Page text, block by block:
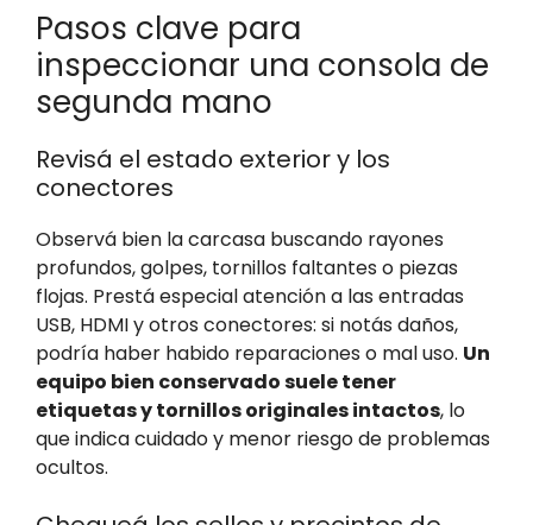
Pasos clave para
inspeccionar una consola de
segunda mano
Revisá el estado exterior y los
conectores
Observá bien la carcasa buscando rayones
profundos, golpes, tornillos faltantes o piezas
flojas. Prestá especial atención a las entradas
USB, HDMI y otros conectores: si notás daños,
podría haber habido reparaciones o mal uso. Un
equipo bien conservado suele tener
etiquetas y tornillos originales intactos, lo
que indica cuidado y menor riesgo de problemas
ocultos.